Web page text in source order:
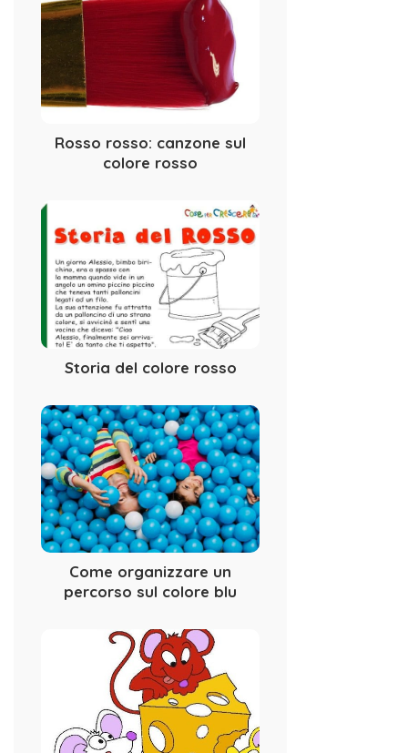
Rosso rosso: canzone sul
colore rosso
Storia del colore rosso
Come organizzare un
percorso sul colore blu